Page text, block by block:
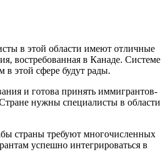
в этой области имеют отличные
востребованная в Канаде. Системе
в этой сфере будут рады.
и готова принять иммигрантов-
нужны специалисты в области
страны требуют многочисленных
успешно интегрироваться в